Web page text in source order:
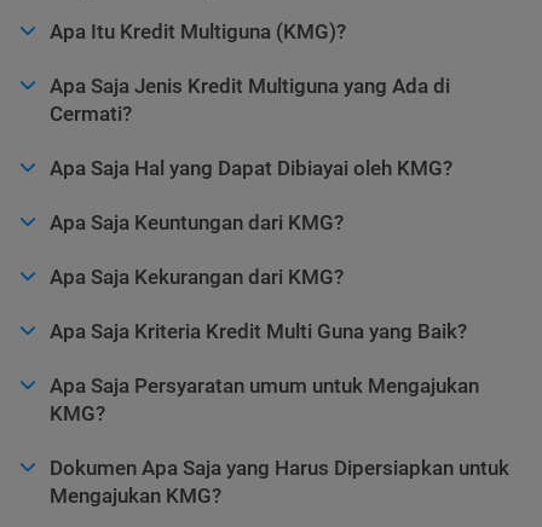
Apa Itu Kredit Multiguna (KMG)?
Apa Saja Jenis Kredit Multiguna yang Ada di
Cermati?
Apa Saja Hal yang Dapat Dibiayai oleh KMG?
Apa Saja Keuntungan dari KMG?
Apa Saja Kekurangan dari KMG?
Apa Saja Kriteria Kredit Multi Guna yang Baik?
Apa Saja Persyaratan umum untuk Mengajukan
KMG?
Dokumen Apa Saja yang Harus Dipersiapkan untuk
Mengajukan KMG?